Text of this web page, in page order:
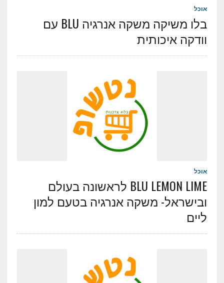
אוכל
בלו משיקה משקה אנרגיה BLU עם
וודקה איכותית
אוכל
BLU LEMON LIME לראשונה בעולם
ובישראל- משקה אנרגיה בטעם למון
ליים